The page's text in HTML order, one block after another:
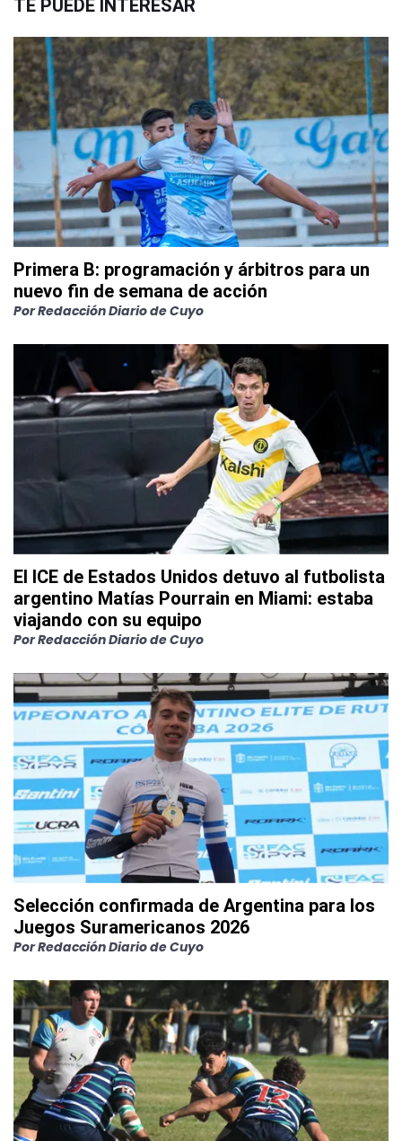
TE PUEDE INTERESAR
Primera B: programación y árbitros para un
nuevo fin de semana de acción
PorRedacción Diario de Cuyo
El ICE de Estados Unidos detuvo al futbolista
argentino Matías Pourrain en Miami: estaba
viajando con su equipo
PorRedacción Diario de Cuyo
Selección confirmada de Argentina para los
Juegos Suramericanos 2026
PorRedacción Diario de Cuyo